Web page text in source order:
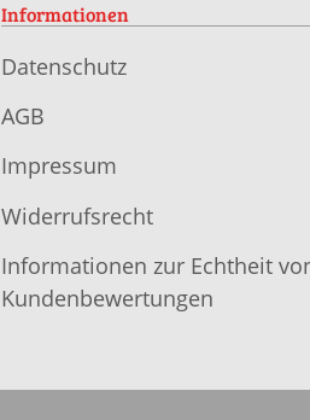
Informationen
Datenschutz
AGB
Impressum
Widerrufsrecht
Informationen zur Echtheit
Kundenbewertungen